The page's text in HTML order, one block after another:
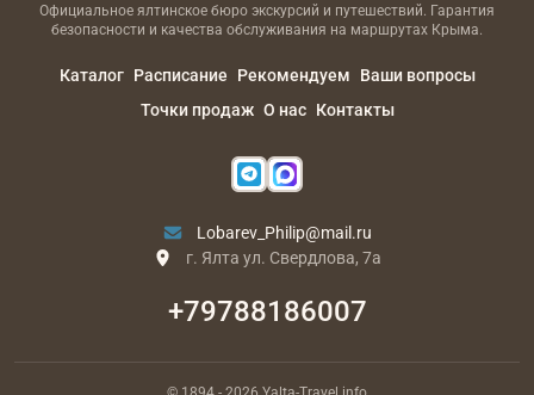
Официальное ялтинское бюро экскурсий и путешествий. Гарантия
безопасности и качества обслуживания на маршрутах Крыма.
Каталог Расписание Рекомендуем
Ваши вопросы
Точки продаж О нас Контакты
Lobarev_Philip@mail.ru
г. Ялта ул. Свердлова, 7а
+79788186007